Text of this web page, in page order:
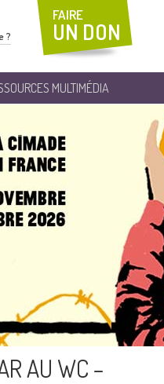
MULTIMÉDIA
?
FAIRE
UN DON
AU WC –